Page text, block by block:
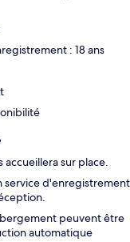
: 18 ans
accueillera sur place.
service d'enregistrement
peuvent être
automatique